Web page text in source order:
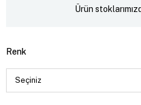
Ürün
Renk